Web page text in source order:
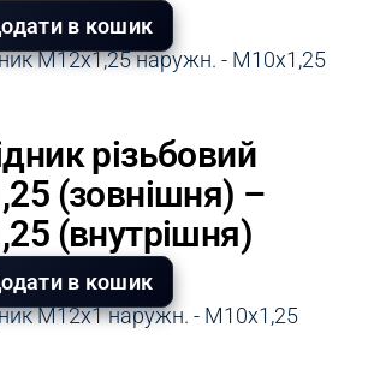
в кошик
різьбовий
(зовнішня) –
(внутрішня)
в кошик